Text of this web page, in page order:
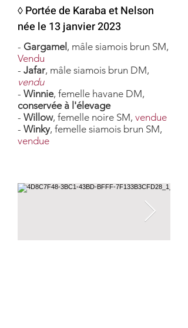
◊ Portée de Karaba et Nelson
née le 13 janvier 2023
- Gargamel , mâle siamois brun SM,
Vendu
- Jafar, mâle siamois brun DM,
vendu
- Winnie, femelle havane DM,
conservée à l'élevage
- Willow, femelle noire SM, vendue
- Winky, femelle siamois brun SM,
vendue